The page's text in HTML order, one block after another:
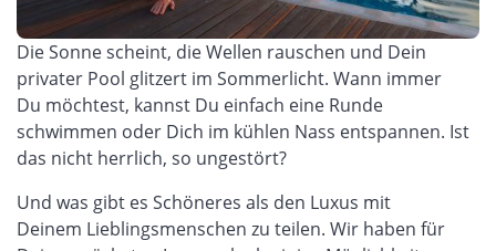
Die Sonne scheint, die Wellen rauschen und Dein
privater Pool glitzert im Sommerlicht. Wann immer
Du möchtest, kannst Du einfach eine Runde
schwimmen oder Dich im kühlen Nass entspannen. Ist
das nicht herrlich, so ungestört?
Und was gibt es Schöneres als den Luxus mit
Deinem Lieblingsmenschen zu teilen. Wir haben für